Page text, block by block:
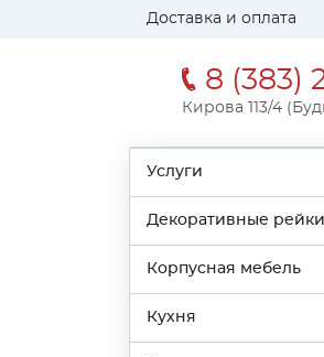
Доставка и оплата
8 (383)
Кирова 113/4
Услуги
Декоративные рейки
Корпусная мебель
Кухня